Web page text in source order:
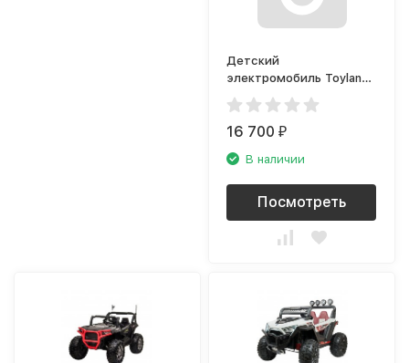
Детский
электромобиль Toyland
BMW Sport YBG5758
синий
16 700₽
В наличии
Посмотреть